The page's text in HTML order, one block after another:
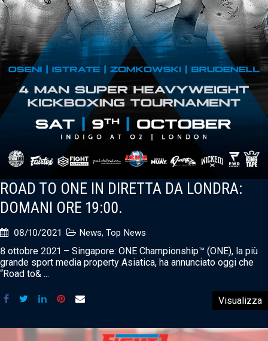
ROAD TO ONE IN DIRETTA DA LONDRA:
DOMANI ORE 19:00.
08/10/2021 News, Top News
8 ottobre 2021 – Singapore: ONE Championship™ (ONE), la più
grande sport media property Asiatica, ha annunciato oggi che
“Road to& ...
Visualizza